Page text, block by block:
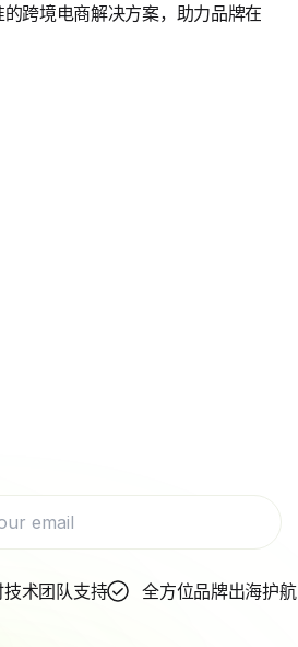
跨境电商解决方案，助力品牌在
术团队支持 全方位品牌出海护航